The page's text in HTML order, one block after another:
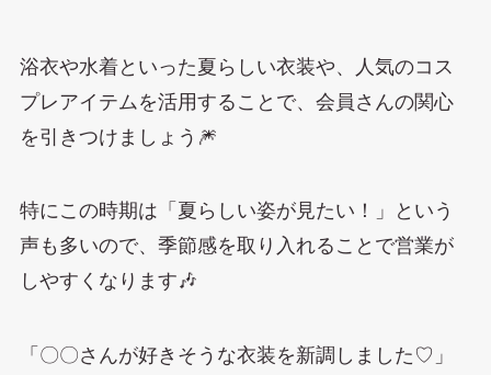
浴衣や水着といった夏らしい衣装や、人気のコス
プレアイテムを活用することで、会員さんの関心
を引きつけましょう🎆
特にこの時期は「夏らしい姿が見たい！」という
声も多いので、季節感を取り入れることで営業が
しやすくなります🎶
「〇〇さんが好きそうな衣装を新調しました♡」